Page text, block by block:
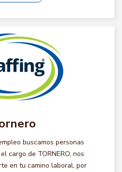
buscamos personas
cargo de TORNERO, nos
en tu camino laboral, por